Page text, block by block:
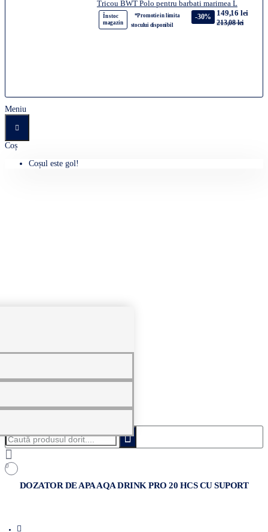
Tricou BWT Polo pentru barbati marimea L
În stoc
magazin
*Promotie in limita
stocului disponibil
-30% 149,16 lei
213,08 lei
Meniu
Coș
Coșul este gol!
produsul
dorit....
0
DOZATOR DE APA AQA DRINK PRO 20 HCS CU SUPORT